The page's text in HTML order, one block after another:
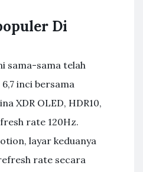
Di
sama-sama telah
inci bersama
XDR OLED, HDR10,
rate 120Hz.
layar keduanya
rate secara